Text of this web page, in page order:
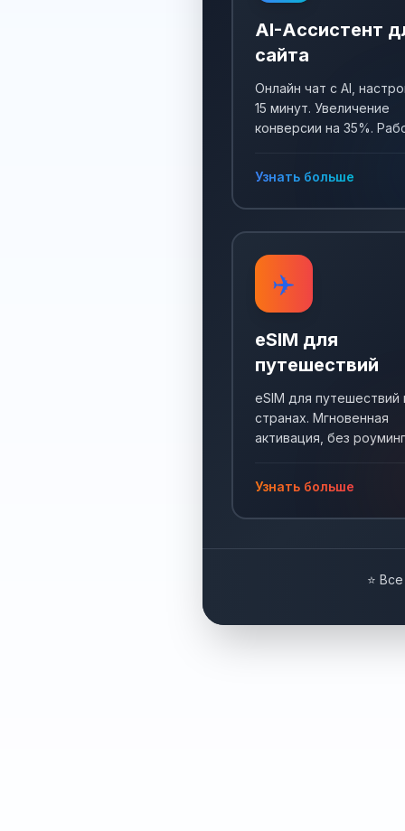
AI-Ассистент
сайта
Онлайн чат с AI,
15 минут. Увеличение
конверсии на 35%.
Узнать больше
✈️
eSIM для
путешествий
eSIM для путешествий
странах. Мгновенная
активация, без
Узнать больше
⭐